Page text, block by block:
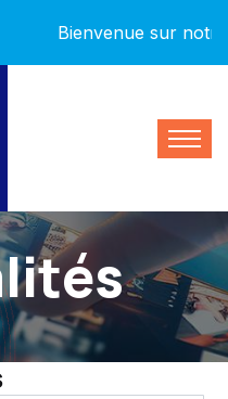
Bienvenue sur notre